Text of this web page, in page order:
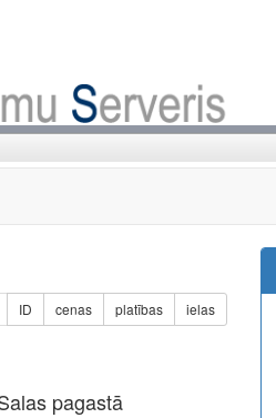
ID cenas platības ielas
pagastā